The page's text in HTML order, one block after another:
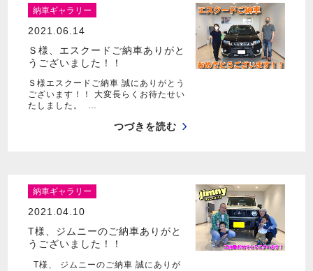
納車ギャラリー
2021.06.14
Ｓ様、エスクードご納車ありがと
うございました！！
Ｓ様エスクードご納車 誠にありがとう
ございます！！ 大変長らくお待たせい
たしました。 …
つづきを読む
納車ギャラリー
2021.04.10
T様、ジムニーのご納車ありがと
うございました！！
T様、 ジムニーのご納車 誠にありが